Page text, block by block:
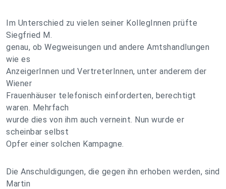
Im Unterschied zu vielen seiner KollegInnen prüfte
Siegfried M.
genau, ob Wegweisungen und andere Amtshandlungen
wie es
AnzeigerInnen und VertreterInnen, unter anderem der
Wiener
Frauenhäuser telefonisch einforderten, berechtigt
waren. Mehrfach
wurde dies von ihm auch verneint. Nun wurde er
scheinbar selbst
Opfer einer solchen Kampagne.
Die Anschuldigungen, die gegen ihn erhoben werden, sind
Martin